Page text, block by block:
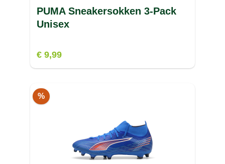
PUMA Sneakersokken 3-Pack
Unisex
€ 9,99
%